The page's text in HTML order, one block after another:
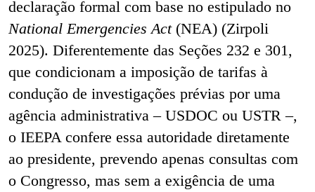
declaração formal com base no estipulado no
National Emergencies Act(NEA) (Zirpoli
2025). Diferentemente das Seções 232 e 301,
que condicionam a imposição de tarifas à
condução de investigações prévias por uma
agência administrativa–USDOC ou USTR–,
o IEEPA confere essa autoridade diretamente
ao presidente, prevendo apenas consultas com
o Congresso, mas sem a exigência de uma